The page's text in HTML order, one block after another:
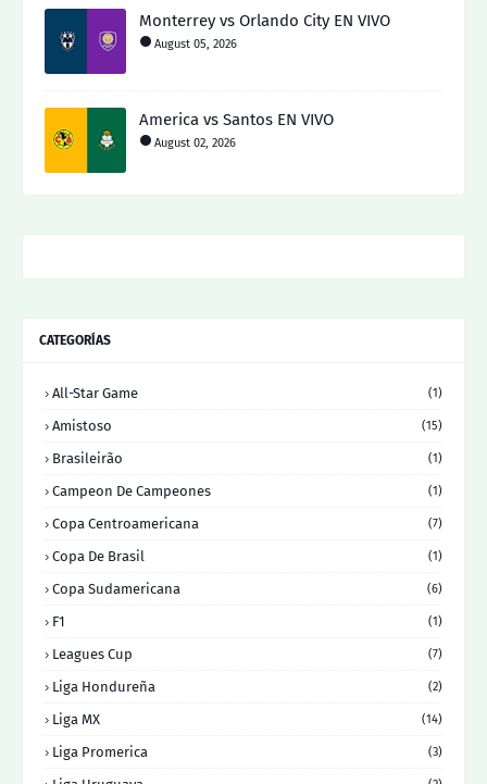
Monterrey vs Orlando City EN VIVO
August 05, 2026
America vs Santos EN VIVO
August 02, 2026
CATEGORÍAS
All-Star Game (1)
Amistoso (15)
Brasileirão (1)
Campeon De Campeones (1)
Copa Centroamericana (7)
Copa De Brasil (1)
Copa Sudamericana (6)
F1 (1)
Leagues Cup (7)
Liga Hondureña (2)
Liga MX (14)
Liga Promerica (3)